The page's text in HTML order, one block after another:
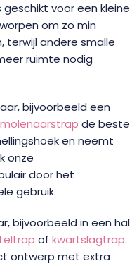
voor een kleine
om zo min
terwijl andere smalle
ruimte nodig
bijvoorbeeld een
molenaarstrap de beste
en neemt
onze
door het
gebruik.
bijvoorbeeld in een hal
of kwartslagtrap.
ontwerp met extra